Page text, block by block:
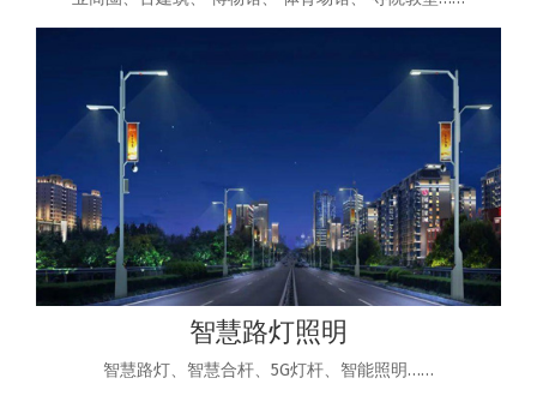
智慧路灯照明
智慧路灯、智慧合杆、5G灯杆、智能照明……